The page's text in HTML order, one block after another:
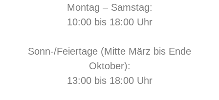
Montag – Samstag:
10:00 bis 18:00 Uhr
Sonn-/Feiertage (Mitte März bis Ende
Oktober):
13:00 bis 18:00 Uhr